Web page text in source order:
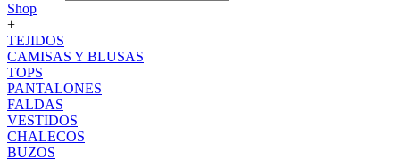
Shop
+
TEJIDOS
CAMISAS Y BLUSAS
TOPS
PANTALONES
FALDAS
VESTIDOS
CHALECOS
BUZOS